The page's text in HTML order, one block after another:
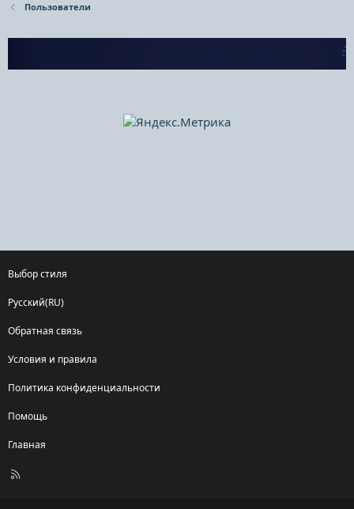
Пользователи
Выбор стиля
Русский(RU)
Обратная связь
Условия и правила
Политика конфиденциальности
Помощь
Главная
R